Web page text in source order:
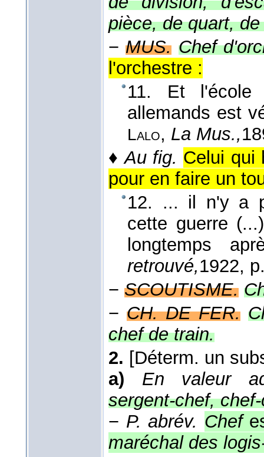
pièce, de quart,
−MUS. Chef
l'orchestre :
11. Et
allemands est
Lalo, La Mus.,
♦Au fig. Celui qui
pour en faire un
12. ... il n'y a
cette guerre
longtemps
retrouvé,1922,
− SCOUTISME.
− CH. DE FER.
chef de train.
2. [Déterm. un
a)
En valeur
sergent-chef,
− P. abrév. Chef
maréchal des